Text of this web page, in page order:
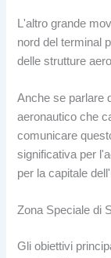
L'altro grande
nord del terminal
delle strutture
Anche se parlare
aeronautico che
comunicare
significativa per
per la capitale
Zona Speciale di
Gli obiettivi